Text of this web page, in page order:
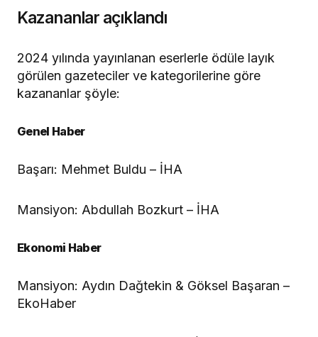
Kazananlar açıklandı
2024 yılında yayınlanan eserlerle ödüle layık
görülen gazeteciler ve kategorilerine göre
kazananlar şöyle:
Genel Haber
Başarı: Mehmet Buldu – İHA
Mansiyon: Abdullah Bozkurt – İHA
Ekonomi Haber
Mansiyon: Aydın Dağtekin & Göksel Başaran –
EkoHaber